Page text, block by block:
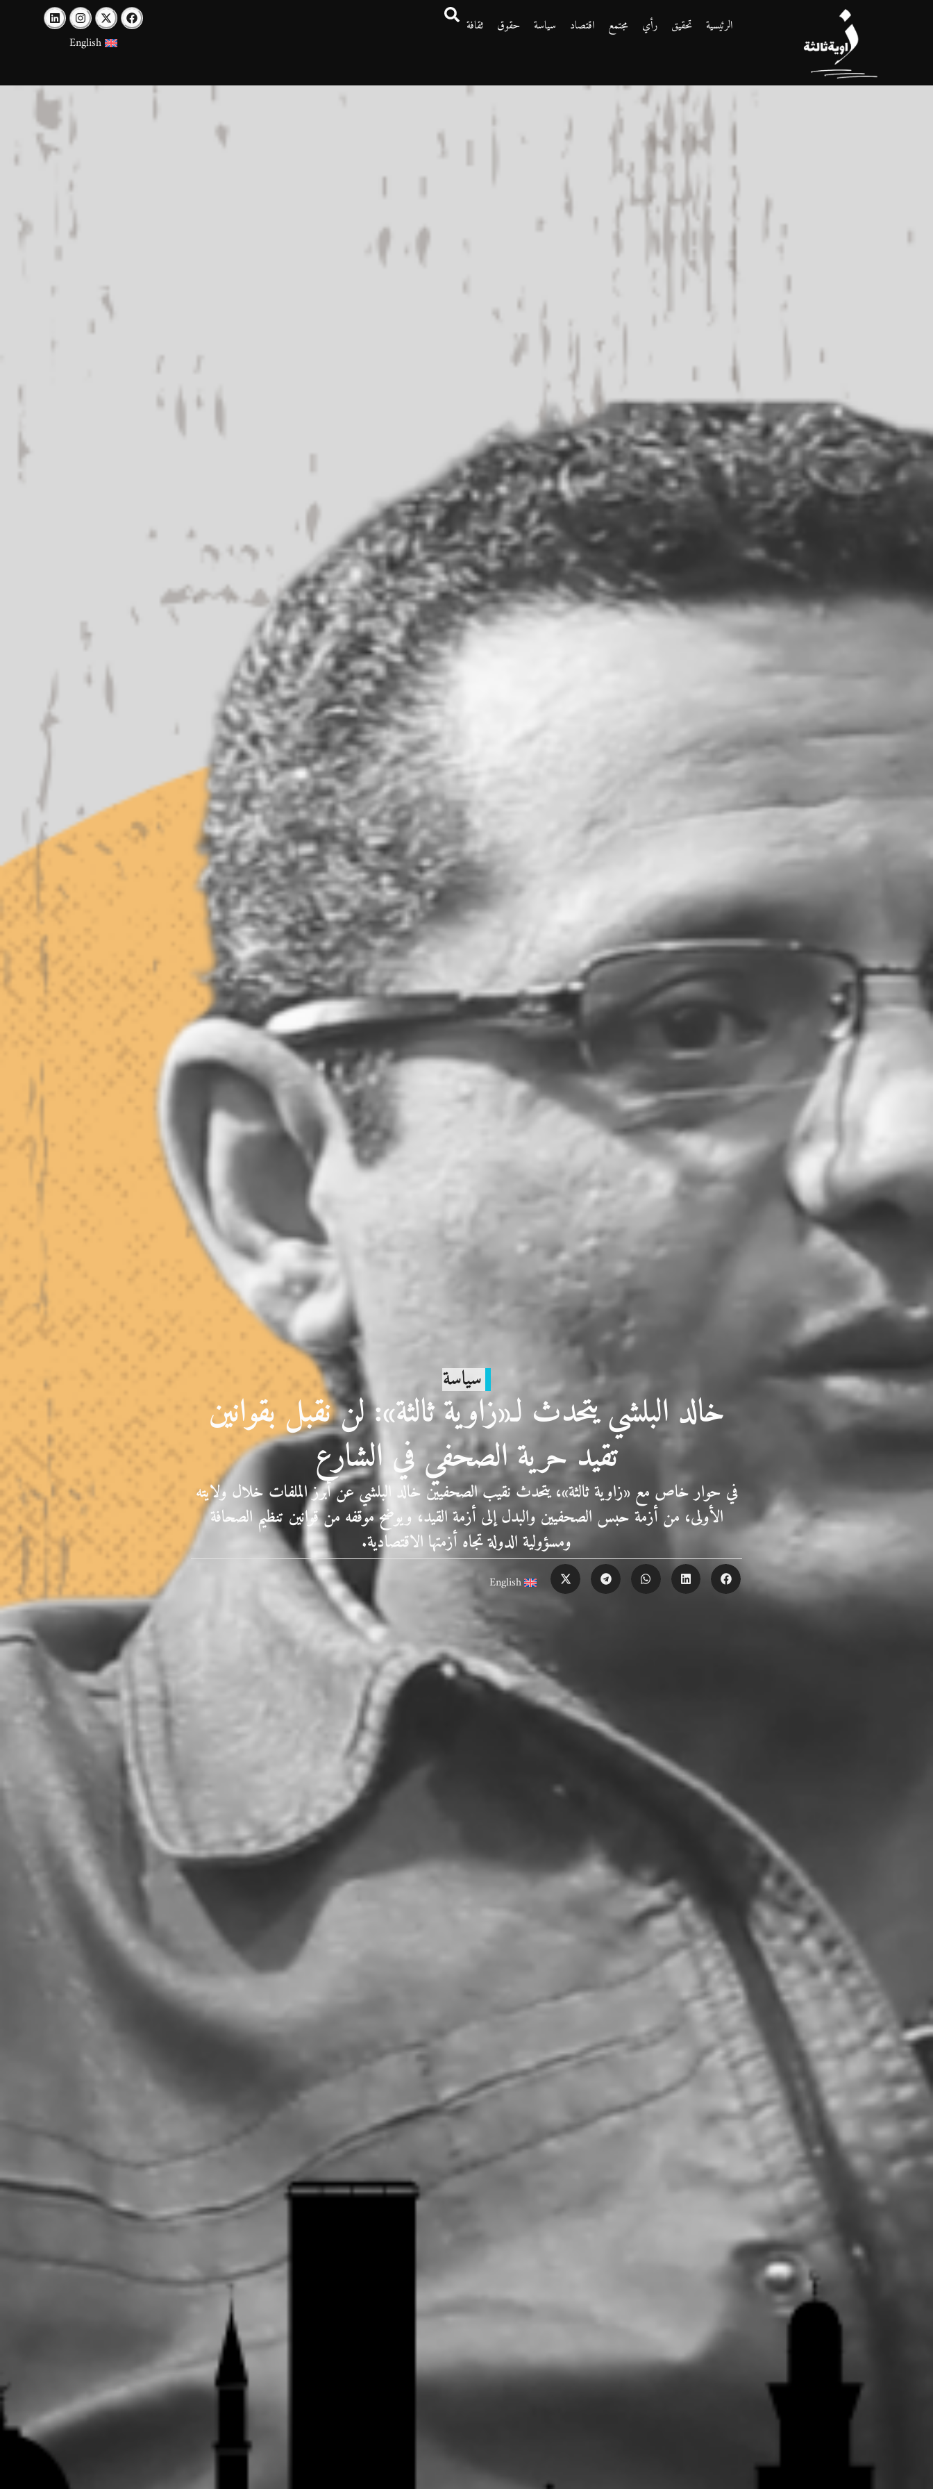
الرئيسية تحقيق رأي مجتمع اقتصاد سياسة حقوق
ثقافة
English
سياسة
خالد البلشي يتحدث لـ«زاوية ثالثة»: لن نقبل بقوانين
تقيد حرية الصحفي في الشارع
في حوار خاص مع «زاوية ثالثة»، يتحدث نقيب الصحفيين خالد البلشي عن أبرز الملفات خلال ولايته
الأولى، من أزمة حبس الصحفيين والبدل إلى أزمة القيد، ويوضح موقفه من قوانين تنظيم الصحافة
ومسؤولية الدولة تجاه أزمتها الاقتصادية.
English